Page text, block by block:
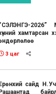
хамтарсан
3 цаг
Ерөнхий сайд
Рашаантад